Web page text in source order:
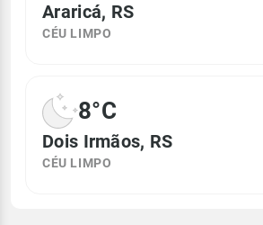
Araricá, RS
CÉU LIMPO
8°C
Dois Irmãos, RS
CÉU LIMPO